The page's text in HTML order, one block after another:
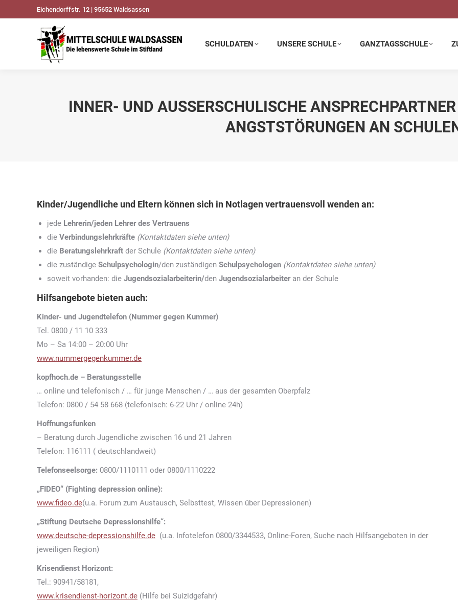
Eichendorffstr. 12 | 95652 Waldsassen
SCHULDATEN UNSERE SCHULE GANZTAGSSCHULE
INNER- UND AUSSERSCHULISCHE ANSPRECHPARTNER
NGSTSTÖRUNGEN AN SCHULEN
Kinder/Jugendliche und Eltern können sich in Notlagen vertrauensvoll wenden an:
jede Lehrerin/jeden Lehrer des Vertrauens
die Verbindungslehrkräfte (Kontaktdaten siehe unten)
die Beratungslehrkraft der Schule (Kontaktdaten siehe unten)
die zuständige Schulpsychologin/den zuständigen Schulpsychologen (Kontaktdaten siehe unten)
soweit vorhanden: die Jugendsozialarbeiterin/den Jugendsozialarbeiter an der Schule
Hilfsangebote bieten auch:
Kinder- und Jugendtelefon (Nummer gegen Kummer)
Tel. 0800 / 11 10 333
Mo – Sa 14:00 – 20:00 Uhr
www.nummergegenkummer.de
kopfhoch.de – Beratungsstelle
… online und telefonisch / … für junge Menschen / … aus der gesamten Oberpfalz
Telefon: 0800 / 54 58 668 (telefonisch: 6-22 Uhr / online 24h)
Hoffnungsfunken
– Beratung durch Jugendliche zwischen 16 und 21 Jahren
Telefon: 116111 ( deutschlandweit)
Telefonseelsorge: 0800/1110111 oder 0800/1110222
„FIDEO“ (Fighting depression online):
www.fideo.de(u.a. Forum zum Austausch, Selbsttest, Wissen über Depressionen)
„Stiftung Deutsche Depressionshilfe“:
www.deutsche-depressionshilfe.de (u.a. Infotelefon 0800/3344533, Online-Foren, Suche nach Hilfsangeboten in der
jeweiligen Region)
Krisendienst Horizont:
Tel.: 90941/58181,
www.krisendienst-horizont.de (Hilfe bei Suizidgefahr)